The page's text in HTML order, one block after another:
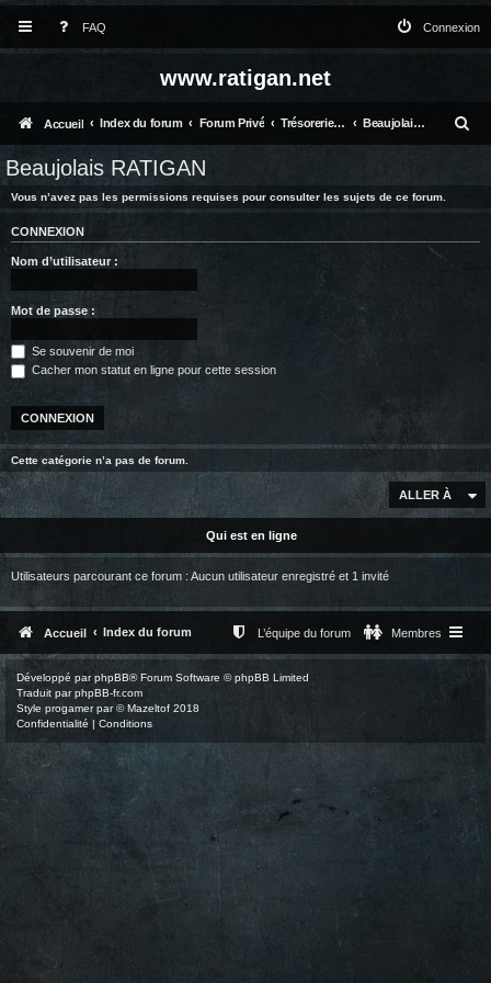
FAQ Connexion
www.ratigan.net
Accueil Index du forum Forum Privé Trésorerie et vie globale Beaujolais RATIGAN
e
Beaujolais RATIGAN
Vous n’avez pas les permissions requises pour consulter les sujets de ce forum.
CONNEXION
Nom d’utilisateur :
Mot de passe :
Se souvenir de moi
Cacher mon statut en ligne pour cette session
Cette catégorie n’a pas de forum.
ALLER À
Qui est en ligne
Utilisateurs parcourant ce forum : Aucun utilisateur enregistré et 1 invité
Accueil Index du forum Membres
L’équipe du forum
Développé parphpBB® Forum Software © phpBB Limited
Traduit parphpBB-fr.com
Style progamerpar ©Mazeltof 2018
Confidentialité | Conditions